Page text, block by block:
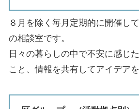
８月を除く毎月定期的に開催し
の相談室です。
日々の暮らしの中で不安に感じ
こと、情報を共有してアイデア